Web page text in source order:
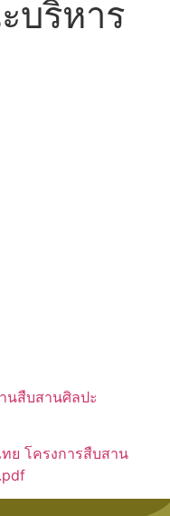
บริหาร
นสืบสานศิลปะ
ย โครงการสืบสาน